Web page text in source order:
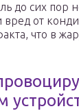
до сих пор
вред от
что в